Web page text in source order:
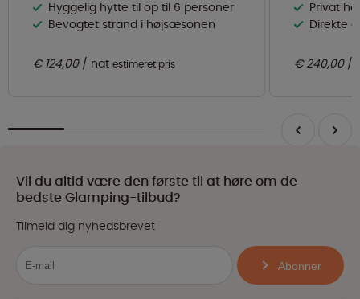
Hyggelig hytte til op til 6 personer
Bevogtet strand i højsæsonen
€ 124,00 nat estimeret pris
Privat
Direkte
€ 240,00
Vil du altid være den første til at høre om de
bedste Glamping-tilbud?
Tilmeld dig nyhedsbrevet
Abonner